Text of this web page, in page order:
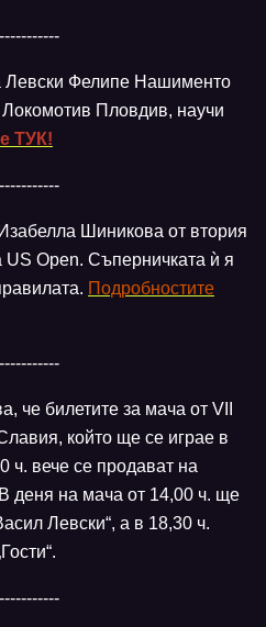
Левски Фелипе Нашименто
Пловдив, научи
ТУК!
Шиникова от втория
Open. Съперничката ѝ я
Подробностите
че билетите за мача от VII
който ще се играе в
ч. вече се продават на
деня на мача от 14,00 ч. ще
Левски“, а в 18,30 ч.